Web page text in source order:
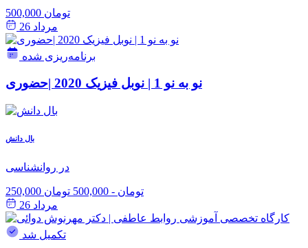
500,000 تومان
مرداد 26
برنامه‌ریزی شده
نو به نو 1 | نوبل فیزیک 2020 |حضوری
بال دانش
در روانشناسی
250,000 تومان - 500,000 تومان
مرداد 26
تکمیل شد